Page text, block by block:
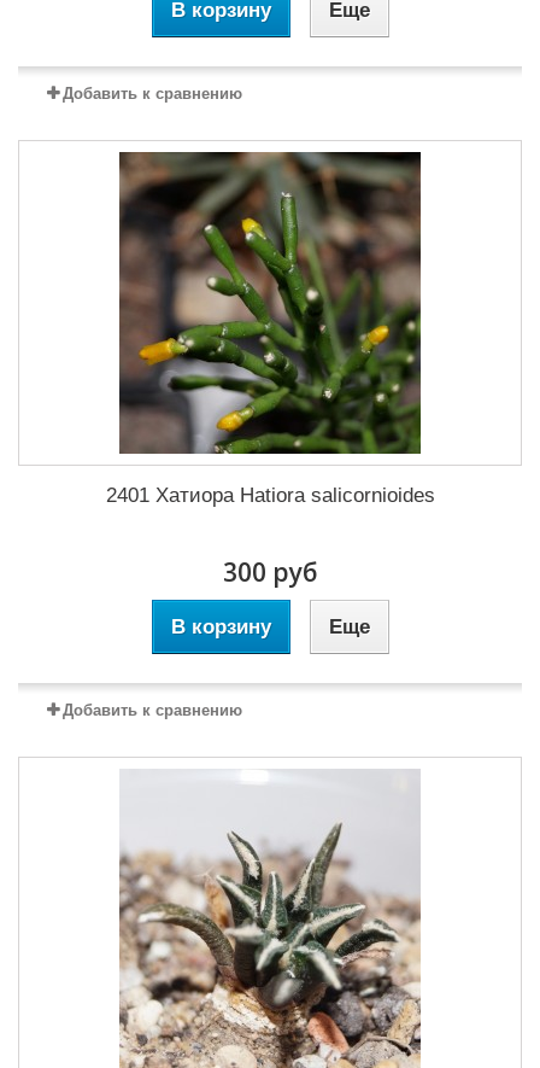
В корзину Еще
Добавить к сравнению
2401 Хатиора Hatiora salicornioides
300 руб
В корзину Еще
Добавить к сравнению